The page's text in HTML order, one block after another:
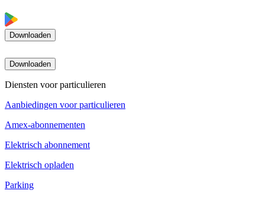
Downloaden
Downloaden
Diensten voor particulieren
Aanbiedingen voor particulieren
Amex-abonnementen
Elektrisch abonnement
Elektrisch opladen
Parking